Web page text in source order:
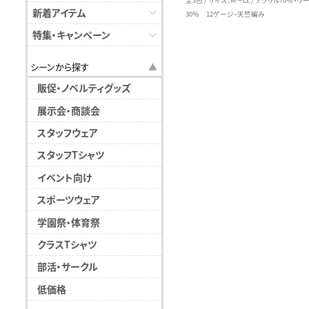
新着アイテム
特集・キャンペーン
シーンから探す
販促・ノベルティグッズ
展示会・商談会
スタッフウェア
スタッフTシャツ
イベント向け
スポーツウェア
学園祭・体育祭
クラスTシャツ
部活・サークル
低価格
30％ 12ゲージ・天竺編み